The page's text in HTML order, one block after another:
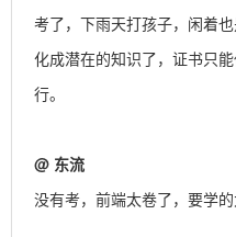
考了，下雨天打孩子，闲着
化成潜在的知识了，证书只
行。
@ 东流
没有考，前端太卷了，要学